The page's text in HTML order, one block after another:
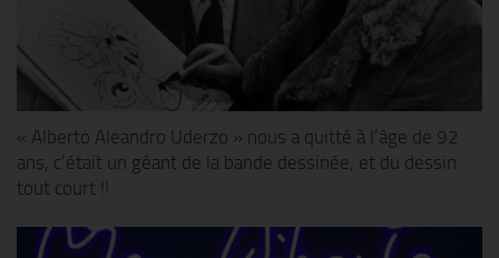
« Alberto Aleandro Uderzo » nous a quitté à l’âge de 92
ans, c’était un géant de la bande dessinée, et du dessin
tout court !!